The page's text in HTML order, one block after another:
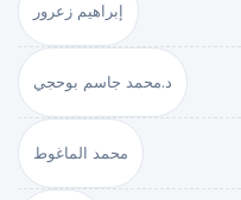
إبراهيم زعرور
د.محمد جاسم بوحجي
محمد الماغوط